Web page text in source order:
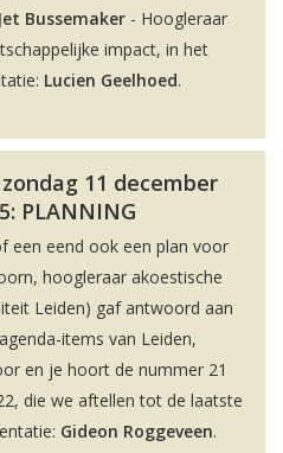
Jet Bussemaker - Hoogleraar
impact, in het
Lucien Geelhoed.
11 december
PLANNING
een eend ook een plan voor
hoogleraar akoestische
Leiden) gaf antwoord aan
items van Leiden,
en je hoort de nummer 21
die we aftellen tot de laatste
Gideon Roggeveen.